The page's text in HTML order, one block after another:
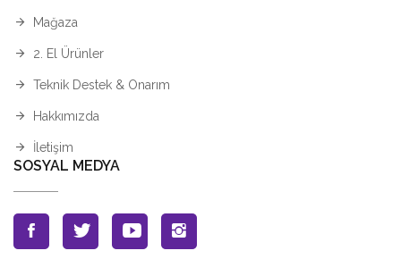
Mağaza
2. El Ürünler
Teknik Destek & Onarım
Hakkımızda
İletişim
SOSYAL MEDYA